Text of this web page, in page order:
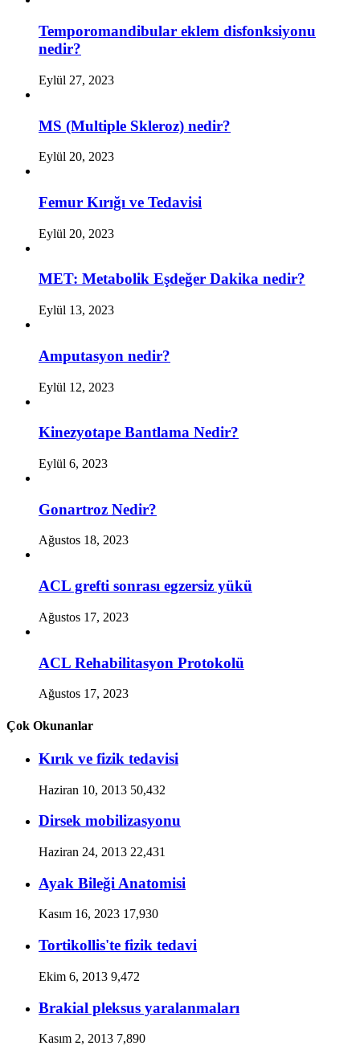
Temporomandibular eklem disfonksiyonu
nedir?
Eylül 27, 2023
MS (Multiple Skleroz) nedir?
Eylül 20, 2023
Femur Kırığı ve Tedavisi
Eylül 20, 2023
MET: Metabolik Eşdeğer Dakika nedir?
Eylül 13, 2023
Amputasyon nedir?
Eylül 12, 2023
Kinezyotape Bantlama Nedir?
Eylül 6, 2023
Gonartroz Nedir?
Ağustos 18, 2023
ACL grefti sonrası egzersiz yükü
Ağustos 17, 2023
ACL Rehabilitasyon Protokolü
Ağustos 17, 2023
Çok Okunanlar
Kırık ve fizik tedavisi
Haziran 10, 2013 50,432
Dirsek mobilizasyonu
Haziran 24, 2013 22,431
Ayak Bileği Anatomisi
Kasım 16, 2023 17,930
Tortikollis'te fizik tedavi
Ekim 6, 2013 9,472
Brakial pleksus yaralanmaları
Kasım 2, 2013 7,890